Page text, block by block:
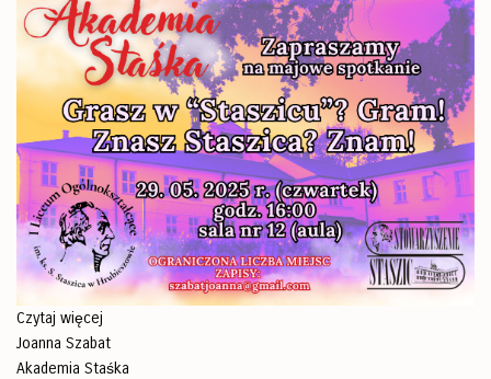
Czytaj więcej
Joanna Szabat
Akademia Staśka